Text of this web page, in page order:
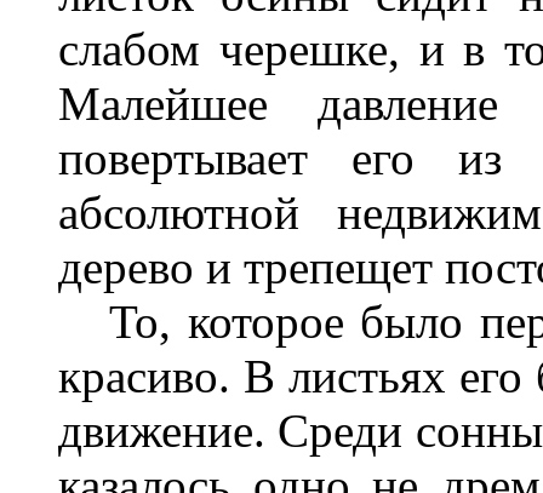
слабом черешке, и в
Малейшее давление
повертывает его
абсолютной
дерево и трепещет
То, которое было
красиво. В листьях
движение. Среди